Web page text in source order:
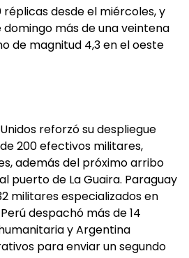
desde el miércoles, y
más de una veintena
de magnitud 4,3 en el oeste
reforzó su despliegue
200 efectivos militares,
además del próximo arribo
puerto de La Guaira. Paraguay
militares especializados en
despachó más de 14
y Argentina
para enviar un segundo